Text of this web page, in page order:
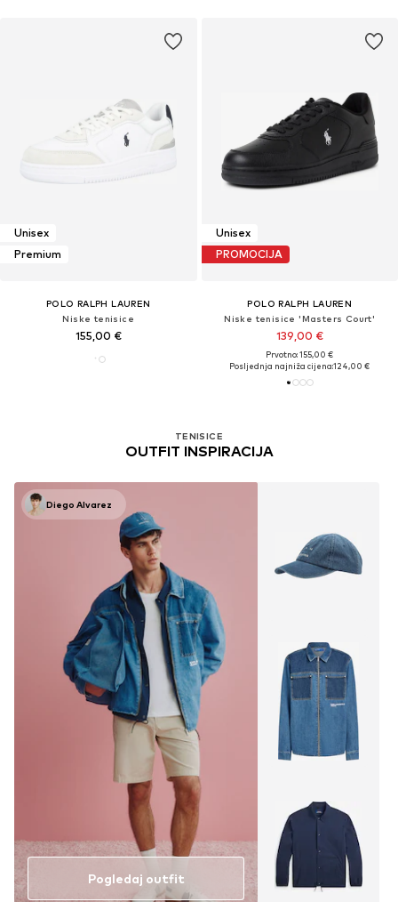
Unisex
Premium
POLO RALPH LAUREN
Niske tenisice
155,00 €
TENISICE
OUTFIT INSPIRACIJA
Diego Alvarez
Pogledaj outfit
Unisex
PROMOCIJA
POLO RALPH LAUREN
Niske tenisice 'Masters Court'
139,00 €
Prvotno: 155,00 €
Posljednja najniža cijena:124,00 €